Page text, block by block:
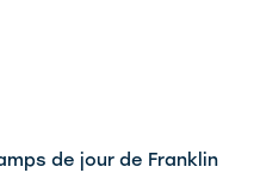
de jour de Franklin